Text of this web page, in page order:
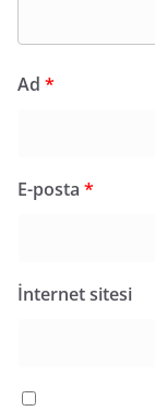
Ad *
E-posta *
İnternet sitesi